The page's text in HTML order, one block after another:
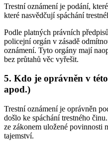
Trestní oznámení je podání,
které nasvědčují spáchání
Podle platných právních
policejní orgán v zásadě
oznámení. Tyto orgány mají
bez průtahů věc vyřešit.
5. Kdo je oprávněn v
apod.)
Trestní oznámení je oprávněn
došlo ke spáchání trestného
ze zákonem uložené povinnosti
tajemství.